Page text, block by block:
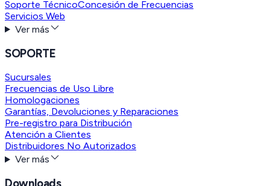
Soporte TécnicoConcesión de Frecuencias
Servicios Web
Ver más
SOPORTE
Sucursales
Frecuencias de Uso Libre
Homologaciones
Garantías, Devoluciones y Reparaciones
Pre-registro para Distribución
Atención a Clientes
Distribuidores No Autorizados
Ver más